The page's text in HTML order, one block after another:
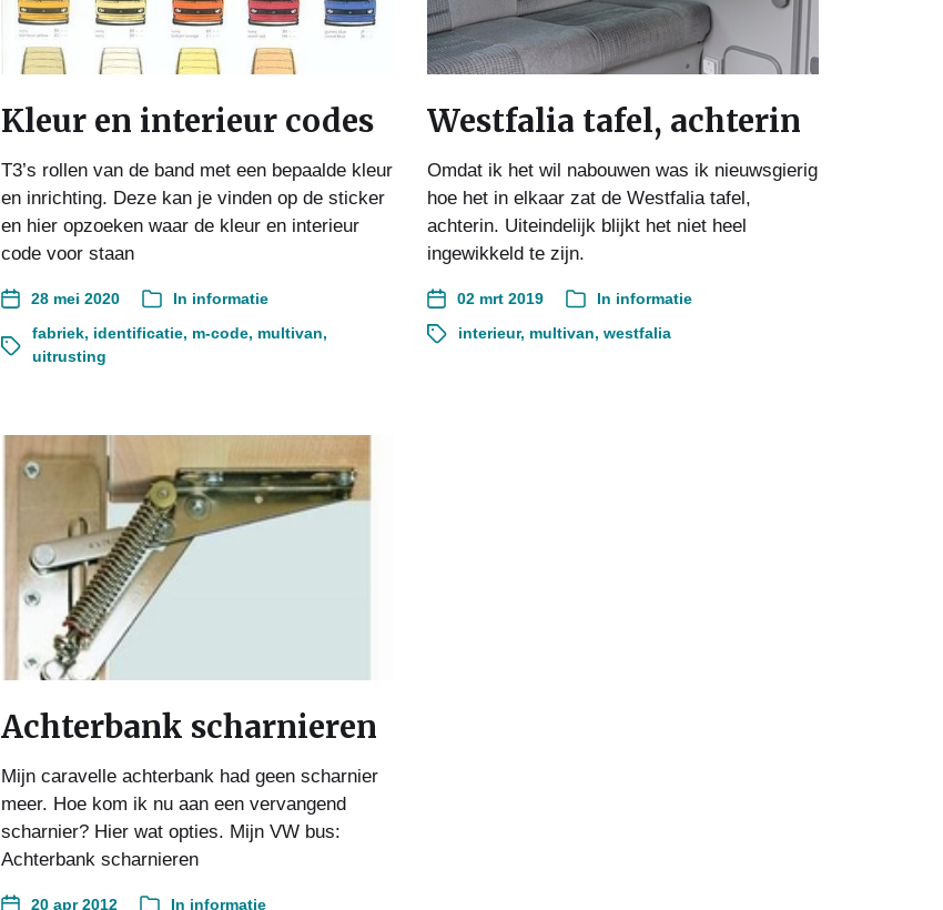
Kleur en interieur codes
T3’s rollen van de band met een bepaalde kleur
en inrichting. Deze kan je vinden op de sticker
en hier opzoeken waar de kleur en interieur
code voor staan
28 mei 2020 In informatie
fabriek, identificatie, m-code, multivan,
uitrusting
Westfalia tafel, achterin
Omdat ik het wil nabouwen was ik nieuwsgierig
hoe het in elkaar zat de Westfalia tafel,
achterin. Uiteindelijk blijkt het niet heel
ingewikkeld te zijn.
02 mrt 2019 In informatie
interieur, multivan, westfalia
Achterbank scharnieren
Mijn caravelle achterbank had geen scharnier
meer. Hoe kom ik nu aan een vervangend
scharnier? Hier wat opties. Mijn VW bus:
Achterbank scharnieren
20 apr 2012 In informatie